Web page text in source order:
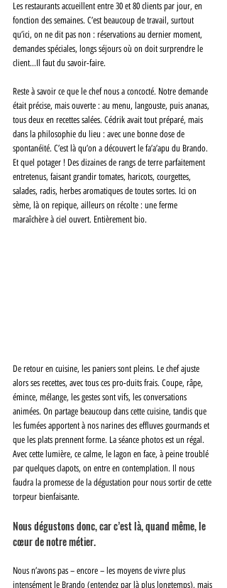
Les restaurants accueillent entre 30 et 80 clients par jour, en
fonction des semaines. C’est beaucoup de travail, surtout
qu’ici, on ne dit pas non : réservations au dernier moment,
demandes spéciales, longs séjours où on doit surprendre le
client…Il faut du savoir-faire.
Reste à savoir ce que le chef nous a concocté. Notre demande
était précise, mais ouverte : au menu, langouste, puis ananas,
tous deux en recettes salées. Cédrik avait tout préparé, mais
dans la philosophie du lieu : avec une bonne dose de
spontanéité. C’est là qu’on a découvert le fa’a’apu du Brando.
Et quel potager ! Des dizaines de rangs de terre parfaitement
entretenus, faisant grandir tomates, haricots, courgettes,
salades, radis, herbes aromatiques de toutes sortes. Ici on
sème, là on repique, ailleurs on récolte : une ferme
maraîchère à ciel ouvert. Entièrement bio.
De retour en cuisine, les paniers sont pleins. Le chef ajuste
alors ses recettes, avec tous ces pro-duits frais. Coupe, râpe,
émince, mélange, les gestes sont vifs, les conversations
animées. On partage beaucoup dans cette cuisine, tandis que
les fumées apportent à nos narines des effluves gourmands et
que les plats prennent forme. La séance photos est un régal.
Avec cette lumière, ce calme, le lagon en face, à peine troublé
par quelques clapots, on entre en contemplation. Il nous
faudra la promesse de la dégustation pour nous sortir de cette
torpeur bienfaisante.
Nous dégustons donc, car c’est là, quand même, le
cœur de notre métier.
Nous n’avons pas – encore – les moyens de vivre plus
intensément le Brando (entendez par là plus longtemps), mais